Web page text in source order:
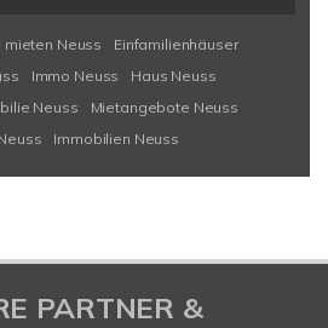
mieten Neuss
Einfamilienhäuser
Immo Neuss
Haus Neuss
Neuss
Mietangebote Neuss
Immobilien Neuss
PARTNER &